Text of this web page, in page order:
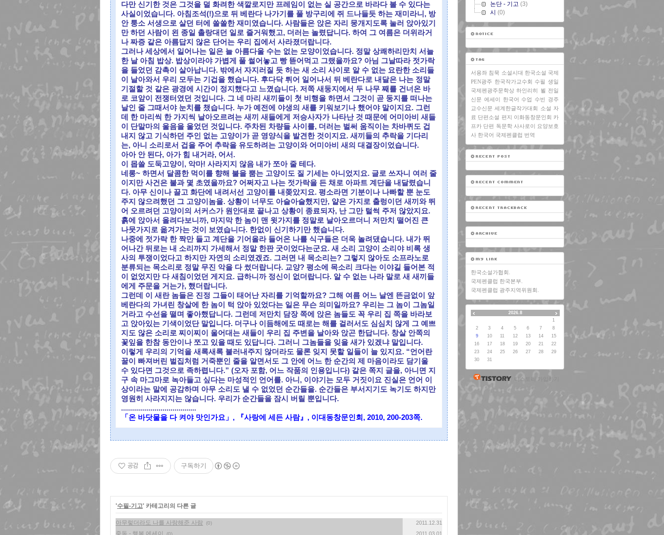
다만 신기한 것은 그것을 덜 화려한 색깔로지만 프레임이 없는 실 공간으로 바라다 볼 수 있다는
사실이었습니다. 아침조석(!)으로 뒤 베란다 나가기를 풀 방구리에 쥐 드나들듯 하는 재미라니, 방
안 퉁소 서생으로 살던 터에 쏠쏠한 재미였습니다. 사람들은 앉은 자리 뭉개지도록 눌러 앉아있기
만 하던 사람이 왼 종일 촐랑대던 일로 즐거워했고, 더러는 놀렸답니다. 하여 그 여름은 더위라거
나 짜증 같은 아름답지 않은 단어는 우리 집에서 사라졌더랍니다.
그러나 세상에서 일어나는 일은 늘 아름다울 수는 없는 모양이었습니다. 정말 상쾌하리만치 서늘
한 날 아침 밥상. 밥상이라야 가볍게 풀 썰어놓고 빵 뜯어먹고 그랬을까요? 아님 그날따라 젓가락
을 들었던 감촉이 살아납니다. 밖에서 자지러질 듯 하는 새 소리 사이로 알 수 없는 요란한 소리들
이 날아와서 우리 모두는 기겁을 했습니다. 후다닥 튀어 일어나서 뒤 베란다로 내달은 나는 정말
기절할 것 같은 광경에 시간이 정지했다고 느꼈습니다. 저쪽 새둥지에서 두 나무 째를 건너온 바
로 코앞이 전쟁터였던 것입니다. 그 네 마리 새끼들이 첫 비행을 하면서 그것이 곧 둥지를 떠나는
날인 줄 그때서야 눈치를 챘습니다. 누가 예전에 야생의 새를 키워보기나 했어야 말이지요. 그런
데 한 마리씩 한 가지씩 날아오르려는 새끼 새들에게 저승사자가 나타난 것 때문에 어미아비 새들
이 단말마의 울음을 울었던 것입니다. 주차된 차량들 사이를, 더러는 벌써 움직이는 차바퀴도 겁
내지 않고 기식하던 주인 없는 고양이가 곧 영양식을 발견한 것이지요. 새끼들의 추락을 기다리
는, 아니 소리로서 겁을 주어 추락을 유도하려는 고양이와 어미아비 새의 대결장이었습니다.
아아 안 된다, 아가 힘 내거라, 어서.
이 몹쓸 도둑고양이, 악마! 사라지지 않음 내가 쪼아 줄 테다.
네롱~ 하면서 달콤한 먹이를 향해 불을 뿜는 고양이도 질 기세는 아니었지요. 글로 쓰자니 여러 줄
이지만 사건은 불과 몇 초였을까요? 어쩌자고 나는 젓가락을 든 채로 아파트 계단을 내달렸습니
다. 아무 신이나 끌고 화단에 내려서선 고양이를 내쫒았지요. 평소라면 기분이나 나빠할 뿐 눈도
주지 않으려했던 그 고양이놈을. 상황이 너무도 아슬아슬했지만, 얕은 가지로 출렁이던 새끼와 뛰
어 오르려던 고양이의 서커스가 원안대로 끝나고 상황이 종료되자, 난 그만 털썩 주저 않았지요.
흙에 앉아서 올려다보니까, 마지막 한 놈이 맨 윗가지를 정말로 날아오르더니 저만치 떨어진 큰
나뭇가지로 옮겨가는 것이 보였습니다. 한없이 신기하기만 했습니다.
나중에 젓가락 한 짝만 들고 계단을 기어올라 들어온 나를 식구들은 더욱 놀려댔습니다. 내가 뛰
어나간 뒤로는 내 소리까지 가세해서 정말 한판 굿이었다는군요. 새 소리 고양이 소리야 비록 생
사의 투쟁이었다고 하지만 자연의 소리였겠죠. 그러면 내 목소리는? 그렇지 않아도 소프라노로
분류되는 목소리로 정말 무진 악을 다 썼더랍니다. 교양? 평소에 목소리 크다는 이야길 들어본 적
이 없었지만 다 새침이었던 게지요. 급하니까 정신이 없더랍니다. 알 수 없는 나라 말로 새 새끼들
에게 주문을 거는가, 했더랍니다.
그런데 이 새란 놈들은 진정 그들이 태어난 자리를 기억할까요? 그해 여름 어느 날엔 뜬금없이 앞
베란다의 가녀린 창살에 한 놈이 턱 앉아 있었다는 일은 무슨 의미일까요? 우리는 그 놈이 그놈일
거라고 수선을 떨며 좋아했답니다. 그런데 저만치 담장 쪽에 앉은 놈들도 꼭 우리 집 쪽을 바라보
고 앉아있는 기색이었단 말입니다. 더구나 이듬해에도 때로는 해를 걸러서도 심심치 않게 그 예쁘
지도 않은 소리로 찌이찌이 울어대는 새들이 우리 집 주변을 날아와 앉곤 한답니다. 창살 안쪽의
꽃잎을 한참 동안이나 쪼고 있을 때도 있답니다. 그러니 그놈들을 잊을 새가 있겠냐 말입니다.
이렇게 우리의 기억을 새록새록 불러내주지 않더라도 물론 잊지 못할 일들이 늘 있지요. “언어란
꿀이 빠져버린 벌집처럼 거죽뿐인 줄을 알면서도 그 안에 어느 한 순간의 제 마음이라도 담기울
수 있다면 그것으로 족하렵니다.” (오자 포함, 어느 작품의 인용입니다) 같은 쪽지 글을, 아니면 지
구 속 마그마로 녹아들고 싶다는 마성적인 언어를. 아니, 이야기는 모두 거짓이요 진실은 언어 이
상이라는 말에 공감하며 아무 소리도 낼 수 없었던 순간들을. 순간들은 부서지기도 녹기도 하지만
영원히 사라지지는 않습니다. 우리가 순간들을 잠시 버릴 뿐입니다.
......................................
「온 바닷물을 다 켜야 맛인가요」, 『사랑에 세든 사람』, 이대동창문인회, 2010, 200-203쪽.
공감 구독하기
'수필-기고' 카테고리의 다른 글
아무렇더라도 나를 사랑해준 사람 (0) 2011.12.31
중독 - 행복 에세이 (0) 2011.03.01
논단 - 기고 (3)
시 (0)
서용좌 침묵 소설시대 한국소설 국제
PEN광주 한국작가교수회 수필 생일
국제펜광주문학상 하인리히 뵐 전일
신문 에세이 한국어 수업 수빈 경주
교수신문 세계한글작가대회 소설 자
료 단편소설 편지 이화동창문인회 카
프카 단편 독문학 사사로이 요양보호
사 한국어 국제펜클럽 번역
한국소설가협회.
국제펜클럽 한국본부.
국제펜클럽 광주지역위원회.
« »
2026.8
1
2
3 4 5 6 7
8
9
10 11 12 13 14
15
16
17 18 19 20 21
22
23
24 25 26 27 28
29
30
31
티스토리 가입하기